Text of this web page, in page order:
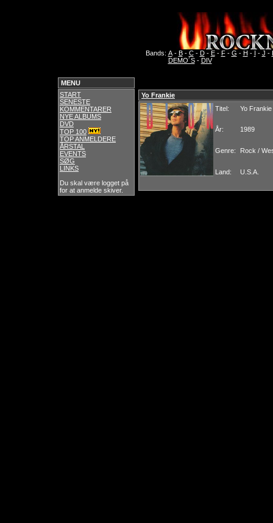
Bands: A- B- C- D- E- F- G - H - I - J -
DEMO´S- DIV
MENU
START
SENESTE
KOMMENTARER
NYE ALBUMS
DVD
TOP 100
TOP ANMELDERE
ÅRSTAL
EVENTS
SØG
LINKS
Du skal være logget på
for at anmelde skiver.
Yo Frankie
Titel:
Yo Frankie
År: 1989
Genre: Rock /
Land: U.S.A.